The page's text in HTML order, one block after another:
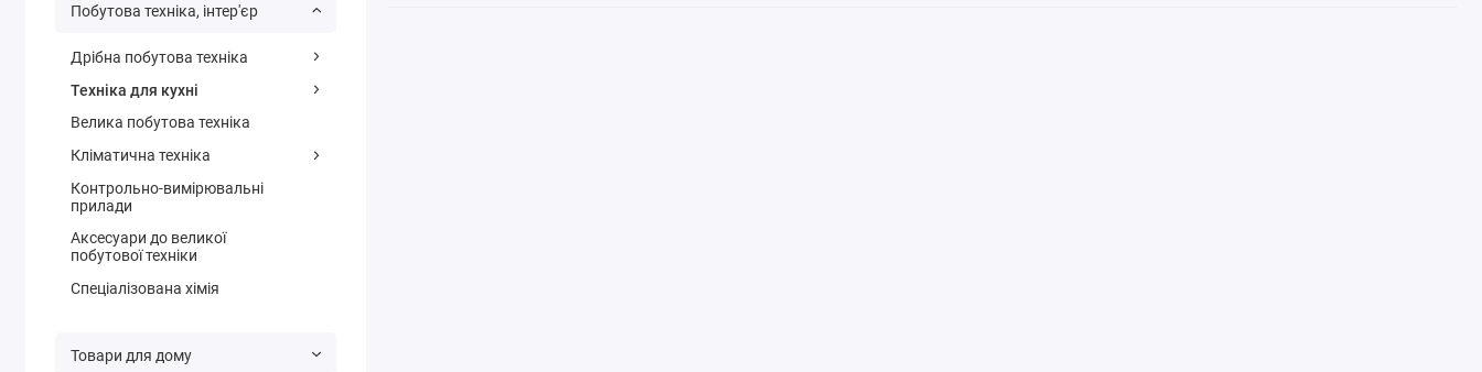
Побутова техніка, інтер'єр
Дрібна побутова техніка
Техніка для кухні
Велика побутова техніка
Кліматична техніка
Контрольно-вимірювальні
прилади
Аксесуари до великої
побутової техніки
Спеціалізована хімія
Товари для дому